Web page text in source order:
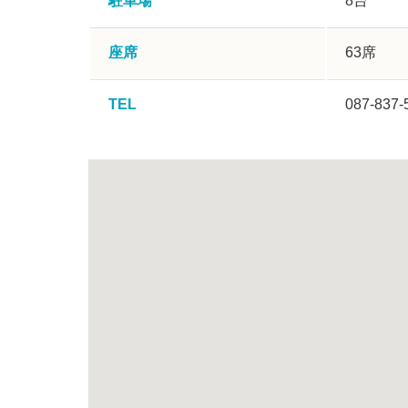
座席 63席
TEL 087-837-